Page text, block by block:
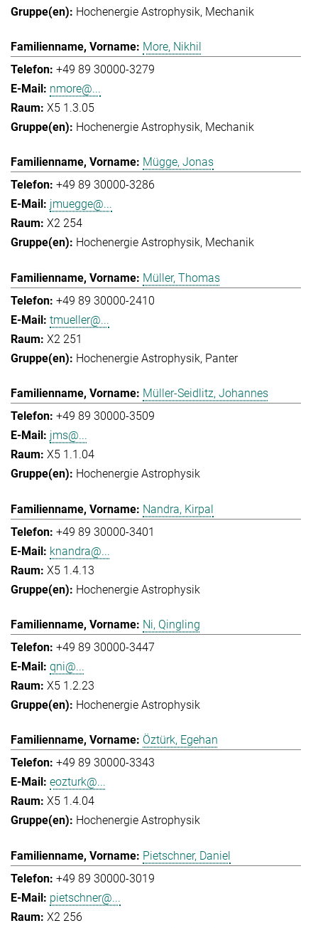
Hochenergie Astrophysik Mechanik
More, Nikhil
+49 89 30000-3279
nmore@...
X5 1.3.05
Hochenergie Astrophysik Mechanik
Mügge, Jonas
+49 89 30000-3286
jmuegge@...
X2 254
Hochenergie Astrophysik Mechanik
Müller, Thomas
+49 89 30000-2410
tmueller@...
X2 251
Hochenergie Astrophysik Panter
Müller-Seidlitz, Johannes
+49 89 30000-3509
jms@...
X5 1.1.04
Hochenergie Astrophysik
Nandra, Kirpal
+49 89 30000-3401
knandra@...
X5 1.4.13
Hochenergie Astrophysik
Ni, Qingling
+49 89 30000-3447
qni@...
X5 1.2.23
Hochenergie Astrophysik
Öztürk, Egehan
+49 89 30000-3343
eozturk@...
X5 1.4.04
Hochenergie Astrophysik
Pietschner, Daniel
+49 89 30000-3019
pietschner@...
X2 256